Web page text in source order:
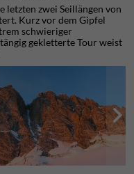
letzten zwei Seillängen von
Kurz vor dem Gipfel
schwieriger
gekletterte Tour weist